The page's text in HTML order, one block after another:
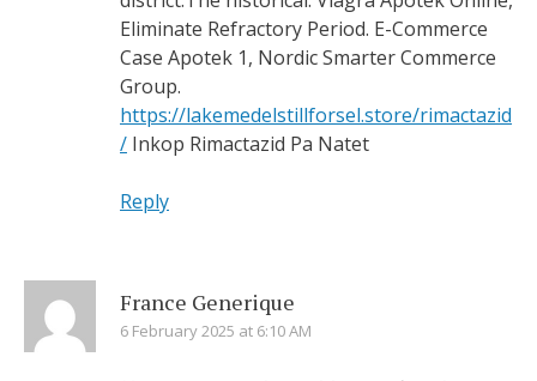
Eliminate Refractory Period. E-Commerce
Case Apotek 1, Nordic Smarter Commerce
Group.
https://lakemedelstillforsel.store/rimactazid
/ Inkop Rimactazid Pa Natet
Reply
France Generique
6 February 2025 at 6:10 AM